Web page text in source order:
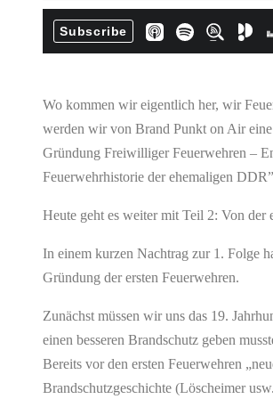
Wo kommen wir eigentlich her, wir
werden wir von Brand Punkt on Air
Gründung Freiwilliger Feuerwehren –
Feuerwehrhistorie der ehemaligen
Heute geht es weiter mit Teil 2: Von
In einem kurzen Nachtrag zur 1. Folge
Gründung der ersten Feuerwehren.
Zunächst müssen wir uns das 19.
einen besseren Brandschutz geben
Bereits vor den ersten Feuerwehren
Brandschutzgeschichte (Löscheimer